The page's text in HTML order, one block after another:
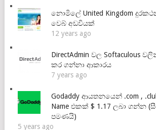
නොමිලේ United Kingdom
වෙබ් අඩවියක්
12 years ago
DirectAdmin වල Softaculous
කර ගන්නා ආකාරය
7 years ago
Godaddy ආයතනයෙන් .com ,
Name එකක් $ 1.17 ලබා ගන්න
පමණයි)
5 years ago